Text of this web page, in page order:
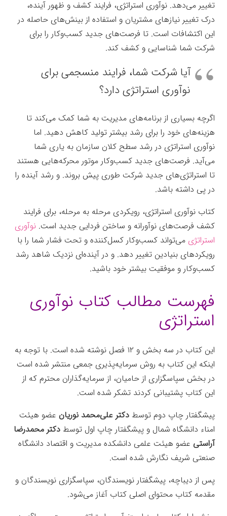
تغییر می‌دهد. نوآوری استراتژی، فرایند کشف و ظهور آینده،
درک تغییر نیازهای مشتریان و استفاده از بینش‌های حاصله در
این اکتشافات است. تا فرصت‌های جدید کسب‌وکار را برای
شرکت شما شناسایی و کشف کند.
آیا شرکت شما، فرایند منسجمی برای
نوآوری استراتژی دارد؟
اگرچه بسیاری از برنامه‌های مدیریت به شما کمک می‌کند تا
هزینه‌های خود را برای رشد بیشتر تولید کاهش دهید. اما
نوآوری استراتژی در رشد سطح کلان سازمان به یارى شما
می‌آید. فرصت‌های جدید کسب‌وکار موتور محرکه‌هایی هستند
تا استراتژی‌های جدید شرکت طوری پیش بروند. و رشد آینده را
در پی داشته باشد.
کتاب نوآوری استراتژی، رویکردى مرحله به مرحله، برای فرایند
کشف فرصت‌های نوآورانه و ساختن فردایی جدید است. نوآوری
استراتژی می‌تواند کسب‌وکار کسل‌کننده و تحت فشار شما را با
رویکردهای بنیادین تغییر دهد. و در آینده‌ای نزدیک شاهد رشد
کسب‌وکار و موفقیت بیشتر خود باشید.
فهرست مطالب کتاب نوآوری
استراتژی
این کتاب در سه بخش و ۱۲ فصل نوشته شده است. با توجه به
اینکه این کتاب به روش سرمایه‌پذیری جمعی منتشر شده است
در بخش سپاسگزارى از حامیان، از سرمایه‌گذاران محترم که از
این کتاب پشتیبانی کردند تشکر شده است.
پیشگفتار چاپ دوم توسط دکتر علی‌محمد نوریان عضو هیئت
امناء دانشگاه شمال و پیشگفتار چاپ اول توسط دکتر محمدرضا
آراستی عضو هیئت علمی دانشکده مدیریت و اقتصاد دانشگاه
صنعتی شریف نگارش شده است.
پس از دیباچه، پیشگفتار نویسندگان، سپاسگزاری نویسندگان و
مقدمه کتاب محتوای اصلی کتاب آغاز می‌شود.